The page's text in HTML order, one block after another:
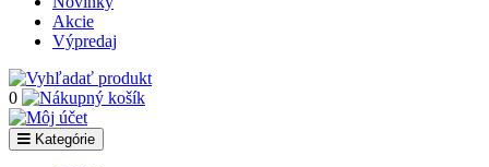
Akcie
Výpredaj
0
Kategórie